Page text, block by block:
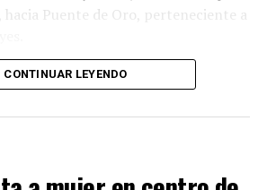
Puente de Oro, perteneciente a
cuando, presuntamente, un
provocando que ambos cayeran
el apoyo de los cuerpos de
CONTINUAR LEYENDO